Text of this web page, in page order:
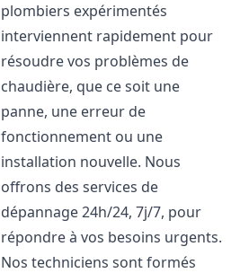
plombiers expérimentés
interviennent rapidement pour
résoudre vos problèmes de
chaudière, que ce soit une
panne, une erreur de
fonctionnement ou une
installation nouvelle. Nous
offrons des services de
dépannage 24h/24, 7j/7, pour
répondre à vos besoins urgents.
Nos techniciens sont formés